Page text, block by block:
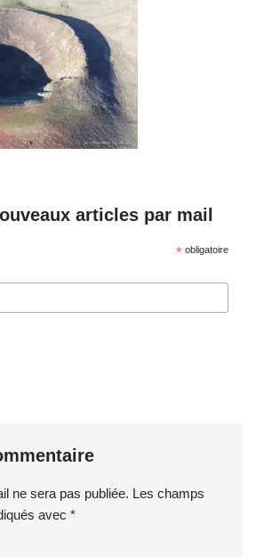
articles par mail
*obligatoire
ne sera pas publiée. Les champs
avec *